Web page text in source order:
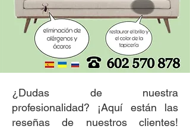
¿Dudas de nuestra
profesionalidad? ¡Aquí están las
reseñas de nuestros clientes!